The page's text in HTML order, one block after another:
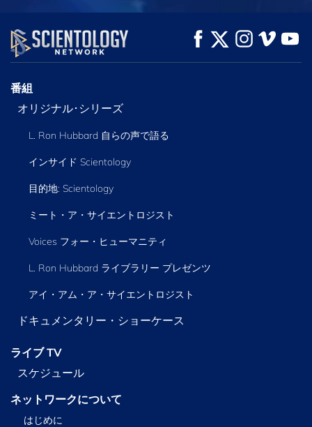
観る シリーズを探求
番組
オリジナル･シリーズ
L. Ron Hubbard 自らの声で語る
インサイド Scientology
目的地: Scientology
ミート・ア・サイエントロジスト
Voices フォー・ヒューマニティ
L. Ron Hubbard ライブラリー プレゼンツ
アイ・アム・ア・サイエントロジスト
ドキュメンタリー・ショーケース
ライブ TV
スケジュール
ネットワークについて
はじめに